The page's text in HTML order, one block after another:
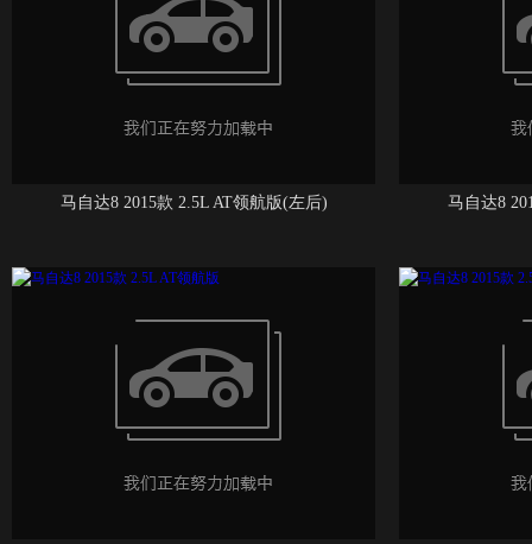
马自达8 2015款 2.5L AT领航版(左后) 马自达8